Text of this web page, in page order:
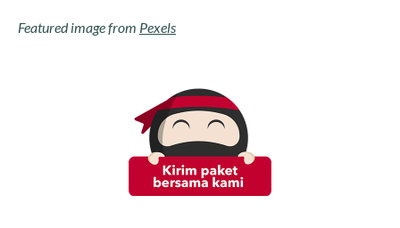
Featured image from Pexels